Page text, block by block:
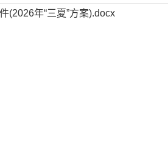
(2026年“三夏”方案).docx